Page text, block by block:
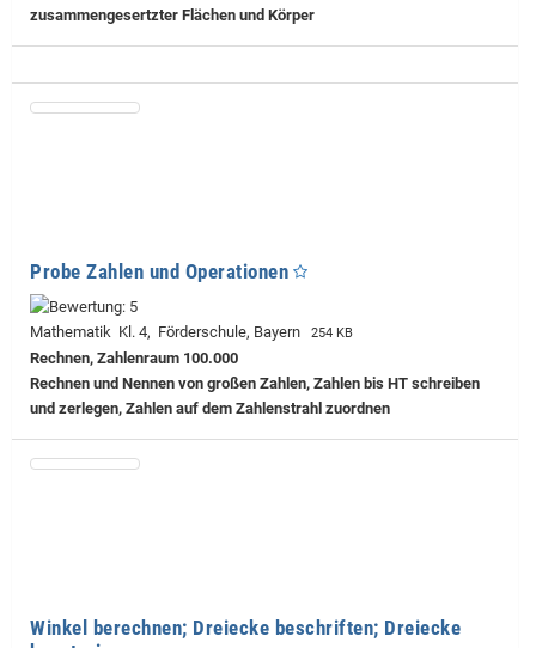
zusammengesertzter Flächen und Körper
Probe Zahlen und Operationen
Mathematik Kl. 4, Förderschule, Bayern 254 KB
Rechnen, Zahlenraum 100.000
Rechnen und Nennen von großen Zahlen, Zahlen bis HT schreiben
und zerlegen, Zahlen auf dem Zahlenstrahl zuordnen
Winkel berechnen; Dreiecke beschriften; Dreiecke